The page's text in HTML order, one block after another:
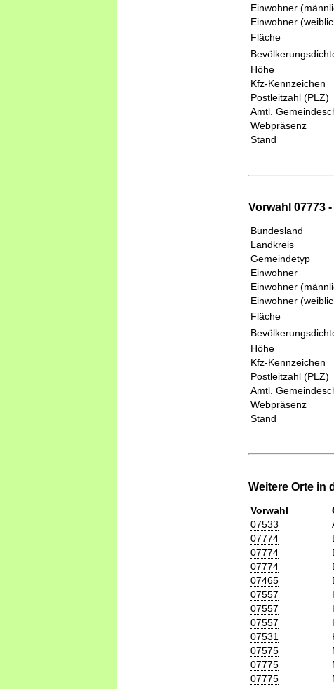
Einwohner
Einwohner
Fläche
Höhe
Kfz-Kennzeichen
Postleitzahl (PLZ)
Amtl.
Webpräsenz
Stand
Vorwahl 07773
Bundesland
Landkreis
Gemeindetyp
Einwohner
Einwohner
Einwohner
Fläche
Höhe
Kfz-Kennzeichen
Postleitzahl (PLZ)
Amtl.
Webpräsenz
Stand
Weitere Orte in
Vorwahl
07533
07774
07774
07774
07465
07557
07557
07557
07531
07575
07775
07775